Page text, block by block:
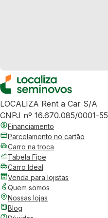
LOCALIZA Rent a Car S/A
CNPJ nº 16.670.085/0001-55
Financiamento
Parcelamento no cartão
Carro na troca
Tabela Fipe
Carro Ideal
Venda para lojistas
Quem somos
Nossas lojas
Blog